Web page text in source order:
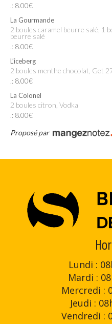
.: 8.00€
La Gourmande
2 boules caramel beurre salé, 1 boule vanille, chantilly, coulis caramel
beurre salé
.: 8.00€
L’iceberg
2 boules menthe chocolat, Get
.: 8.00€
La Colonel
2 boules citron, Vodka
.: 8.00€
Proposé par
Lundi :
Mardi :
Mercredi :
Jeudi :
Vendredi :